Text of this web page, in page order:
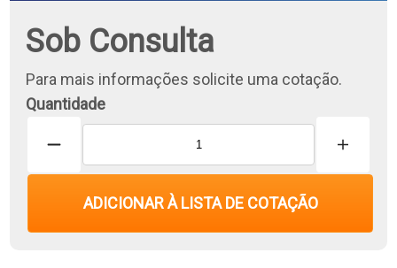
Sob Consulta
Para mais informações solicite uma cotação.
Quantidade
ADICIONAR À LISTA DE COTAÇÃO